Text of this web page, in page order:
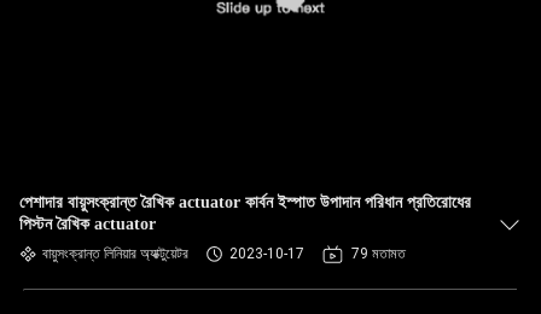
পেশাদার বায়ুসংক্রান্ত রৈখিক actuator কার্বন ইস্পাত উপাদান পরিধান প্রতিরোধের
পিস্টন রৈখিক actuator
বায়ুসংক্রান্ত লিনিয়ার অ্যাক্টুয়েটর 2023-10-17 79 মতামত